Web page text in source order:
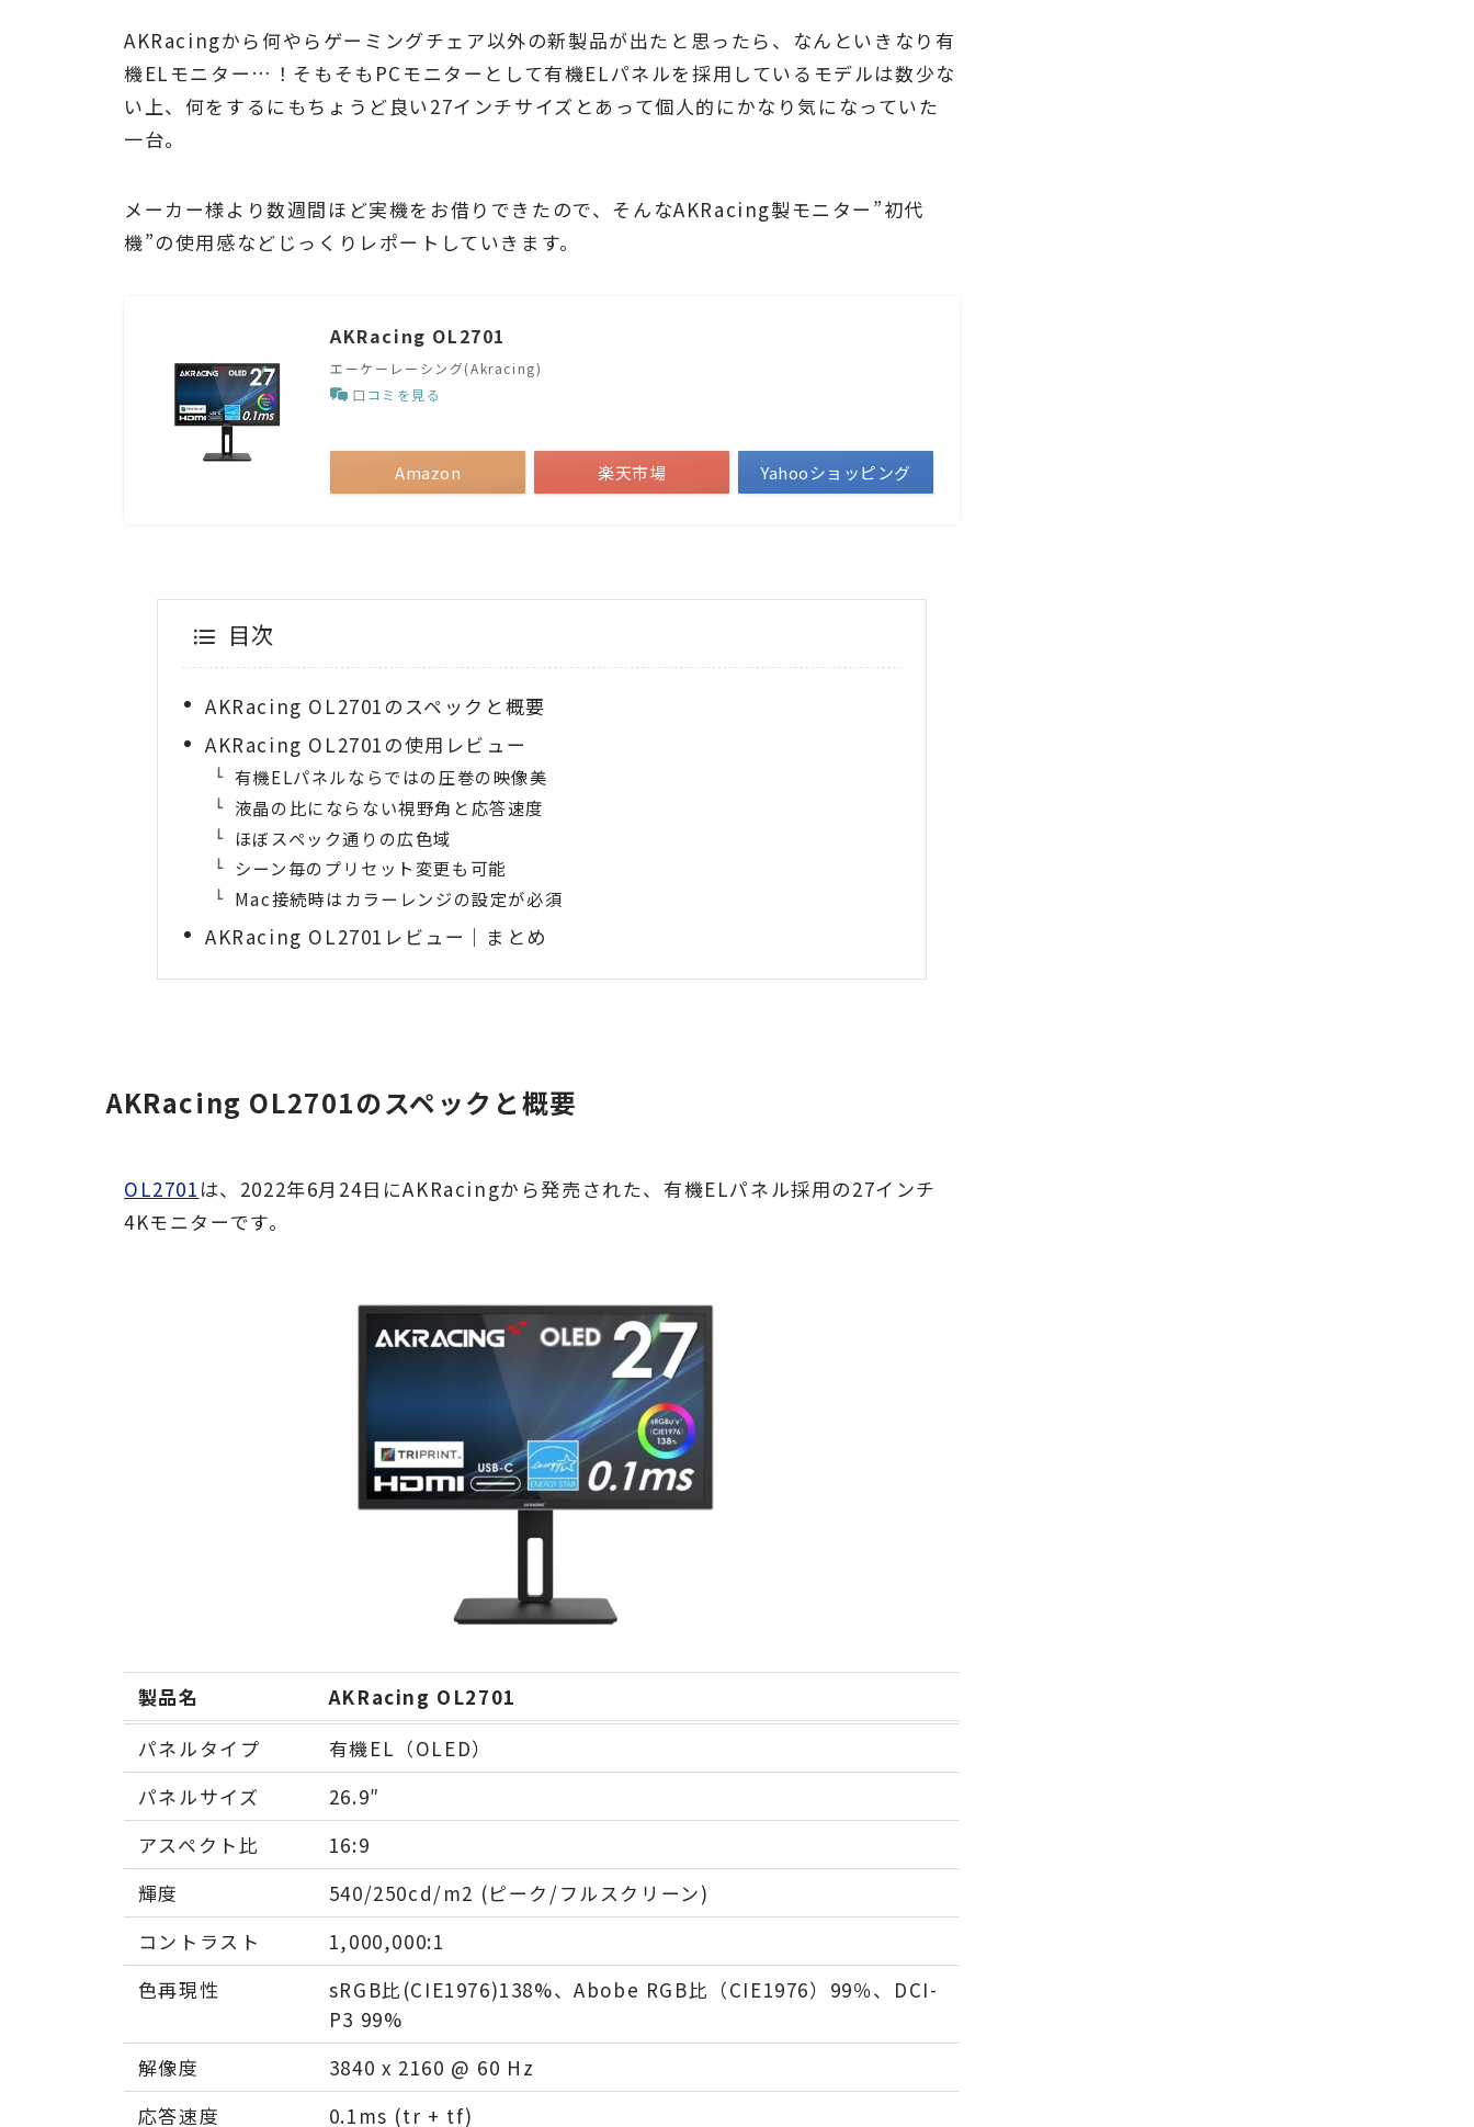
AKRacingから何やらゲーミングチェア以外の新製品が出たと思ったら、なんといきなり有
機ELモニター…！そもそもPCモニターとして有機ELパネルを採用しているモデルは数少な
い上、何をするにもちょうど良い27インチサイズとあって個人的にかなり気になっていた
一台。
メーカー様より数週間ほど実機をお借りできたので、そんなAKRacing製モニター”初代
機”の使用感などじっくりレポートしていきます。
AKRacing OL2701
エーケーレーシング(Akracing)
口コミを見る
Amazon 楽天市場 Yahooショッピング
目次
AKRacing OL2701のスペックと概要
AKRacing OL2701の使用レビュー
有機ELパネルならではの圧巻の映像美
液晶の比にならない視野角と応答速度
ほぼスペック通りの広色域
シーン毎のプリセット変更も可能
Mac接続時はカラーレンジの設定が必須
AKRacing OL2701レビュー｜まとめ
AKRacing OL2701のスペックと概要
OL2701 は、2022年6月24日にAKRacingから発売された、有機ELパネル採用の27インチ
4Kモニターです。
製品名
AKRacing OL2701
パネルタイプ
有機EL（OLED）
パネルサイズ
26.9″
アスペクト比
16:9
輝度
540/250cd/m2 (ピーク/フルスクリーン)
コントラスト
1,000,000:1
色再現性
sRGB比(CIE1976)138%、Abobe RGB比（CIE1976）99％、DCI-
P3 99%
解像度
3840 x 2160 @ 60 Hz
応答速度
0.1ms (tr + tf)